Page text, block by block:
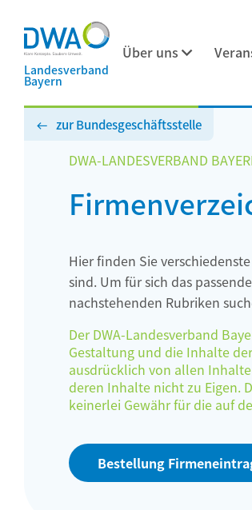
Landesverband
Bayern
Über uns
zur Bundesgeschäftsstelle
DWA-LANDESVERBAND
Hier finden Sie
sind. Um für sich das
nachstehenden Rubriken
Der DWA-Landesverband
Gestaltung und die Inhalte
ausdrücklich von allen
deren Inhalte nicht zu Eigen.
keinerlei Gewähr für die auf
Bestellung